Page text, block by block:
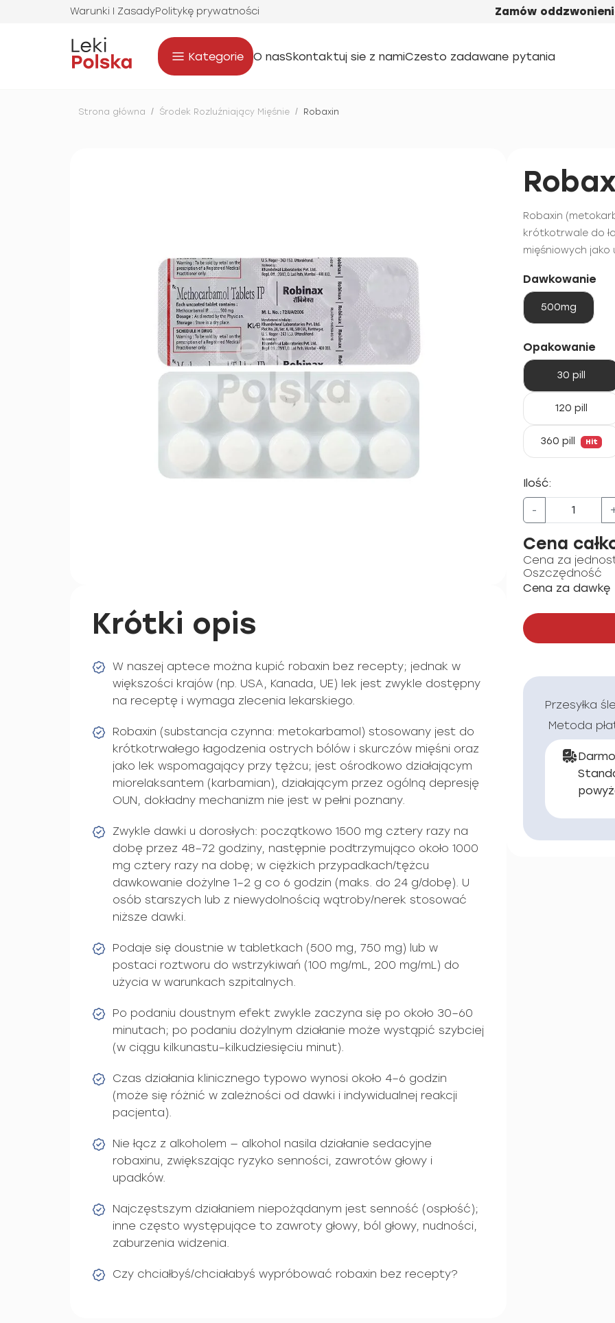
Warunki I ZasadyPolitykę prywatności Zamów
Kategorie O nasSkontaktuj sie z namiCzesto zadawane pytania
Strona główna / Środek Rozluźniający Mięśnie / Robaxin
Krótki opis
W naszej aptece można kupić robaxin bez recepty; jednak w
większości krajów (np. USA, Kanada, UE) lek jest zwykle dostępny
na receptę i wymaga zlecenia lekarskiego.
Robaxin (substancja czynna: metokarbamol) stosowany jest do
krótkotrwałego łagodzenia ostrych bólów i skurczów mięśni oraz
jako lek wspomagający przy tężcu; jest ośrodkowo działającym
miorelaksantem (karbamian), działającym przez ogólną depresję
OUN, dokładny mechanizm nie jest w pełni poznany.
Zwykle dawki u dorosłych: początkowo 1500 mg cztery razy na
dobę przez 48–72 godziny, następnie podtrzymująco około 1000
mg cztery razy na dobę; w ciężkich przypadkach/tężcu
dawkowanie dożylne 1–2 g co 6 godzin (maks. do 24 g/dobę). U
osób starszych lub z niewydolnością wątroby/nerek stosować
niższe dawki.
Podaje się doustnie w tabletkach (500 mg, 750 mg) lub w
postaci roztworu do wstrzykiwań (100 mg/mL, 200 mg/mL) do
użycia w warunkach szpitalnych.
Po podaniu doustnym efekt zwykle zaczyna się po około 30–60
minutach; po podaniu dożylnym działanie może wystąpić szybciej
(w ciągu kilkunastu–kilkudziesięciu minut).
Czas działania klinicznego typowo wynosi około 4–6 godzin
(może się różnić w zależności od dawki i indywidualnej reakcji
pacjenta).
Nie łącz z alkoholem — alkohol nasila działanie sedacyjne
robaxinu, zwiększając ryzyko senności, zawrotów głowy i
upadków.
Najczęstszym działaniem niepożądanym jest senność (ospłość);
inne często występujące to zawroty głowy, ból głowy, nudności,
zaburzenia widzenia.
Czy chciałbyś/chciałabyś wypróbować robaxin bez recepty?
Robaxin
krótkotrwale do
mięśniowych jako
Dawkowanie
500mg
Opakowanie
30 pill
120 pill
360 pill Hit
Ilość:
-
Cena
Cena za
Oszczędność
Cena za dawkę
Przesyłka
Metoda